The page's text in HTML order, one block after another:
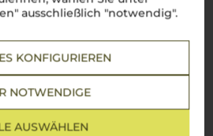
ausschließlich "notwendig".
KONFIGURIEREN
NOTWENDIGE
AUSWÄHLEN